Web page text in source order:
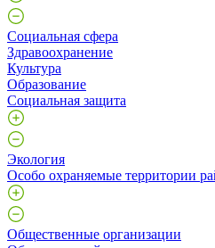
Социальная сфера
Здравоохранение
Культура
Образование
Социальная защита
Экология
Особо охраняемые территории
Общественные организации